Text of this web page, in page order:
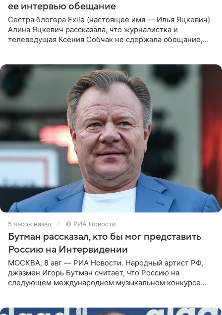
ее интервью обещание
Сестра блогера Exile (настоящее имя — Илья Яцкевич)
Алина Яцкевич рассказала, что журналистка и
телеведущая Ксения Собчак не сдержала обещание,
5 часов назад © РИА Новости
Бутман рассказал, кто бы мог представить
Россию на Интервидении
МОСКВА, 8 авг — РИА Новости. Народный артист РФ,
джазмен Игорь Бутман считает, что Россию на
следующем международном музыкальном конкурсе